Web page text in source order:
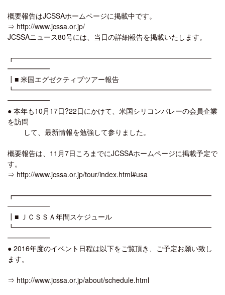
概要報告はJCSSAホームページに掲載中です。
⇒ http://www.jcssa.or.jp/
JCSSAニュース80号には、当日の詳細報告を掲載いたします。
┏━━━━━━━━━━━━━━━━━━━━━━━━━━━━
━━━━━━
┃■ 米国エグゼクティブツアー報告
┗━━━━━━━━━━━━━━━━━━━━━━━━━━━━
━━━━━━
● 本年も10月17日?22日にかけて、米国シリコンバレーの会員企業
を訪問
して、最新情報を勉強して参りました。
概要報告は、11月7日ころまでにJCSSAホームページに掲載予定で
す。
⇒ http://www.jcssa.or.jp/tour/index.html#usa
┏━━━━━━━━━━━━━━━━━━━━━━━━━━━━
━━━━━━
┃■ ＪＣＳＳＡ年間スケジュール
┗━━━━━━━━━━━━━━━━━━━━━━━━━━━━
━━━━━━
● 2016年度のイベント日程は以下をご覧頂き、ご予定お願い致し
ます。
⇒ http://www.jcssa.or.jp/about/schedule.html